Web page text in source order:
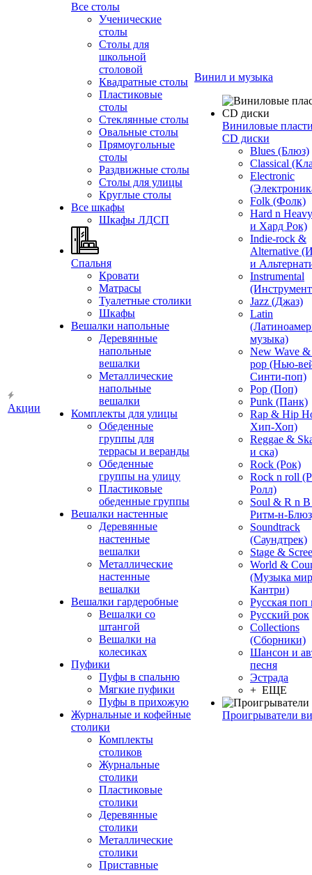
Акции
Все столы
Ученические
столы
Столы для
школьной
столовой
Квадратные столы
Пластиковые
столы
Стеклянные столы
Овальные столы
Прямоугольные
столы
Раздвижные столы
Столы для улицы
Круглые столы
Все шкафы
Шкафы ЛДСП
Спальня
Кровати
Матрасы
Туалетные столики
Шкафы
Вешалки напольные
Деревянные
напольные
вешалки
Металлические
напольные
вешалки
Комплекты для улицы
Обеденные
группы для
террасы и веранды
Обеденные
группы на улицу
Пластиковые
обеденные группы
Вешалки настенные
Деревянные
настенные
вешалки
Металлические
настенные
вешалки
Вешалки гардеробные
Вешалки со
штангой
Вешалки на
колесиках
Пуфики
Пуфы в спальню
Мягкие пуфики
Пуфы в прихожую
Журнальные и кофейные
столики
Комплекты
столиков
Журнальные
столики
Пластиковые
столики
Деревянные
столики
Металлические
столики
Приставные
Винил и музыка
Виниловые
CD диски
Blues (Блюз)
Classical
Electronic
Folk (Фолк)
Hard n
и Хард Рок)
Indie-rock &
Alternative
и
Instrumental
Jazz (Джаз)
Latin
музыка)
New Wave
pop (Нью-
Синти-поп)
Pop (Поп)
Punk (Панк)
Rap & Hip
Хип-Хоп)
Reggae &
и ска)
Rock (Рок)
Rock n roll
Ролл)
Soul & R n
Ритм-н-
Soundtrack
(Саундтрек)
Stage &
World &
(Музыка
Кантри)
Русская поп
Русский рок
Сollections
(Сборники)
Шансон и
песня
Эстрада
+ ЕЩЕ
Проигрыватели